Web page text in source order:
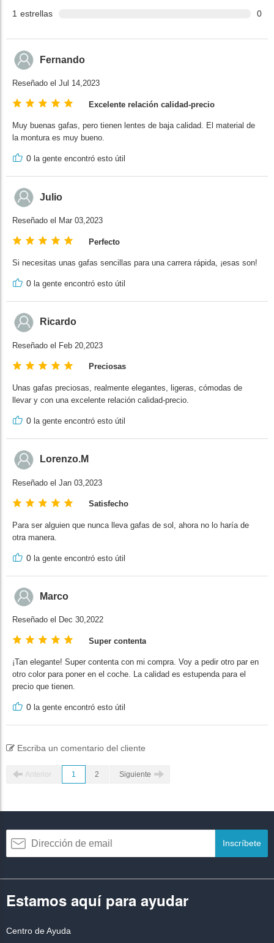
1 estrellas 0
Fernando
Reseñado el Jul 14,2023
Excelente relación calidad-precio
Muy buenas gafas, pero tienen lentes de baja calidad. El material de
la montura es muy bueno.
0 la gente encontró esto útil
Julio
Reseñado el Mar 03,2023
Perfecto
Si necesitas unas gafas sencillas para una carrera rápida, ¡esas son!
0 la gente encontró esto útil
Ricardo
Reseñado el Feb 20,2023
Preciosas
Unas gafas preciosas, realmente elegantes, ligeras, cómodas de
llevar y con una excelente relación calidad-precio.
0 la gente encontró esto útil
Lorenzo.M
Reseñado el Jan 03,2023
Satisfecho
Para ser alguien que nunca lleva gafas de sol, ahora no lo haría de
otra manera.
0 la gente encontró esto útil
Marco
Reseñado el Dec 30,2022
Super contenta
¡Tan elegante! Super contenta con mi compra. Voy a pedir otro par en
otro color para poner en el coche. La calidad es estupenda para el
precio que tienen.
0 la gente encontró esto útil
Escriba un comentario del cliente
Anterior 1 2 Siguiente
Inscríbete
Estamos aquí para ayudar
Centro de Ayuda